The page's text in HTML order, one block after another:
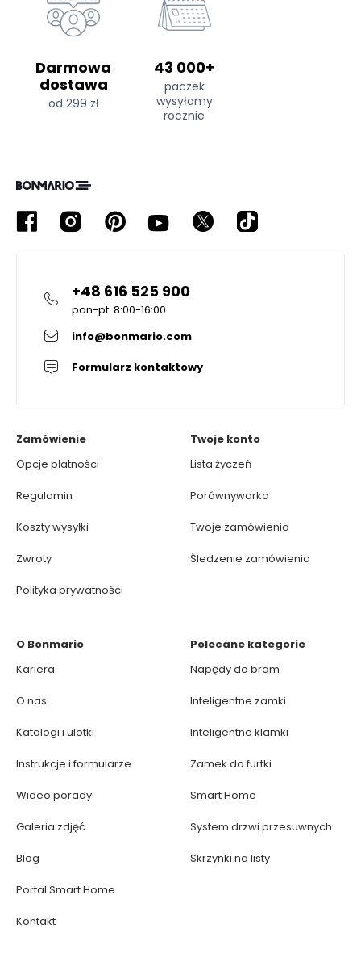
Darmowa
dostawa
od 299 zł
43 000+
paczek
wysyłamy
rocznie
+48 616 525 900
pon-pt: 8:00-16:00
info@bonmario.com
Formularz kontaktowy
Zamówienie
Opcje płatności
Regulamin
Koszty wysyłki
Zwroty
Polityka prywatności
Twoje konto
Lista życzeń
Porównywarka
Twoje zamówienia
Śledzenie zamówienia
O Bonmario
Kariera
O nas
Katalogi i ulotki
Instrukcje i formularze
Wideo porady
Galeria zdjęć
Blog
Portal Smart Home
Kontakt
Polecane kategorie
Napędy do bram
Inteligentne zamki
Inteligentne klamki
Zamek do furtki
Smart Home
System drzwi przesuwnych
Skrzynki na listy